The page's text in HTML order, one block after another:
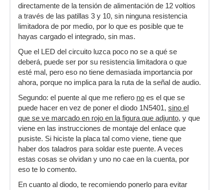
directamente de la tensión de alimentación de 12 voltios
a través de las patillas 3 y 10, sin ninguna resistencia
limitadora de por medio, por lo que es posible que te
hayas cargado el integrado, sin mas.
Que el LED del circuito luzca poco no se a qué se
deberá, puede ser por su resistencia limitadora o que
esté mal, pero eso no tiene demasiada importancia por
ahora, porque no implica para la ruta de la señal de audio.
Segundo: el puente al que me refiero no es el que se
puede hacer en vez de poner el diodo 1N5401, sino el
que se ve marcado en rojo en la figura que adjunto, y que
viene en las instrucciones de montaje del enlace que
pusiste. Si hiciste la placa tal como viene, tiene que
haber dos taladros para soldar este puente. A veces
estas cosas se olvidan y uno no cae en la cuenta, por
eso te lo comento.
En cuanto al diodo, te recomiendo ponerlo para evitar